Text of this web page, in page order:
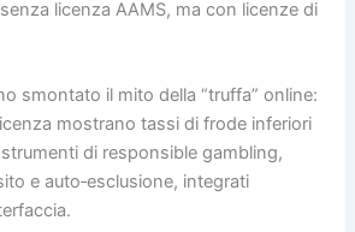
licenza AAMS, ma con licenze di
smontato il mito della “truffa” online:
mostrano tassi di frode inferiori
di responsible gambling,
e auto‑esclusione, integrati